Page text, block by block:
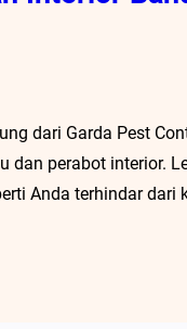
dari Garda Pest
dan perabot interior.
Anda terhindar dari